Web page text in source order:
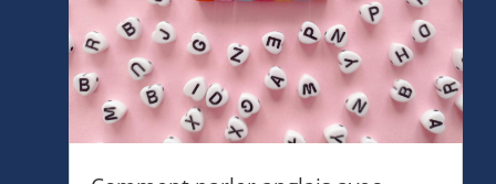
Comment parler anglais avec